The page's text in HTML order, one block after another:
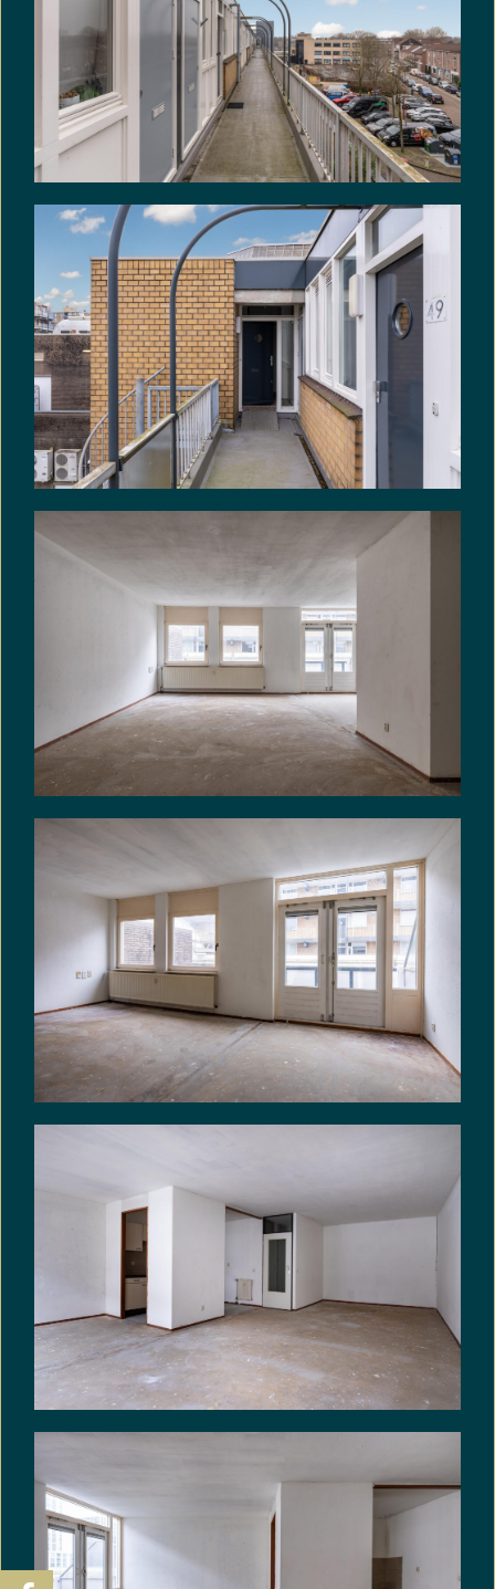
heeft kunnen informeren over eigenschappen van
c.q. gebreken aan het verkochte, waarvan hij op de
hoogte zou zijn geweest als hij het verkochte zelf
feitelijk had gebruikt. In dit kader zijn partijen
uitdrukkelijk overeengekomen, dat dergelijke
eigenschappen c.q. gebreken voor risico en
rekening van koper komen en dat bij de
vaststelling van de koopsom hiermee rekening is
gehouden.
Asbestclausule: In de koopakte zal de volgende
asbestclausule worden opgenomen:
In de onroerende zaak kunnen asbesthoudende
stoffen/materialen aanwezig zijn. Indien deze
worden verwijderd dienen door koper maatregelen
en voorzieningen te worden getroffen die de
wetgeving voorschrijft. Koper verklaart met deze
wetgeving bekend te zijn en aanvaardt alle
aansprakelijkheid en gevolgen die uit de
aanwezigheid van asbest en/of de verwijdering
van asbest uit de onroerende zaak kan
voortvloeien. In afwijking van artikel 6.3 van deze
koopakte en artikel 7:17 lid 1 en 2 BW komt het
geheel of ten dele ontbreken van één of meer
eigenschappen van de onroerende zaak voor
normaal en bijzonder gebruik en het eventueel
anderszins niet-beantwoorden van de zaak aan
de overeenkomst als gevolg van de aanwezigheid
van enig asbest in welke samenstelling en/of op
welke plaats dan ook voor rekening en risico van
VRIJBLIJVENDE INFORMATIE